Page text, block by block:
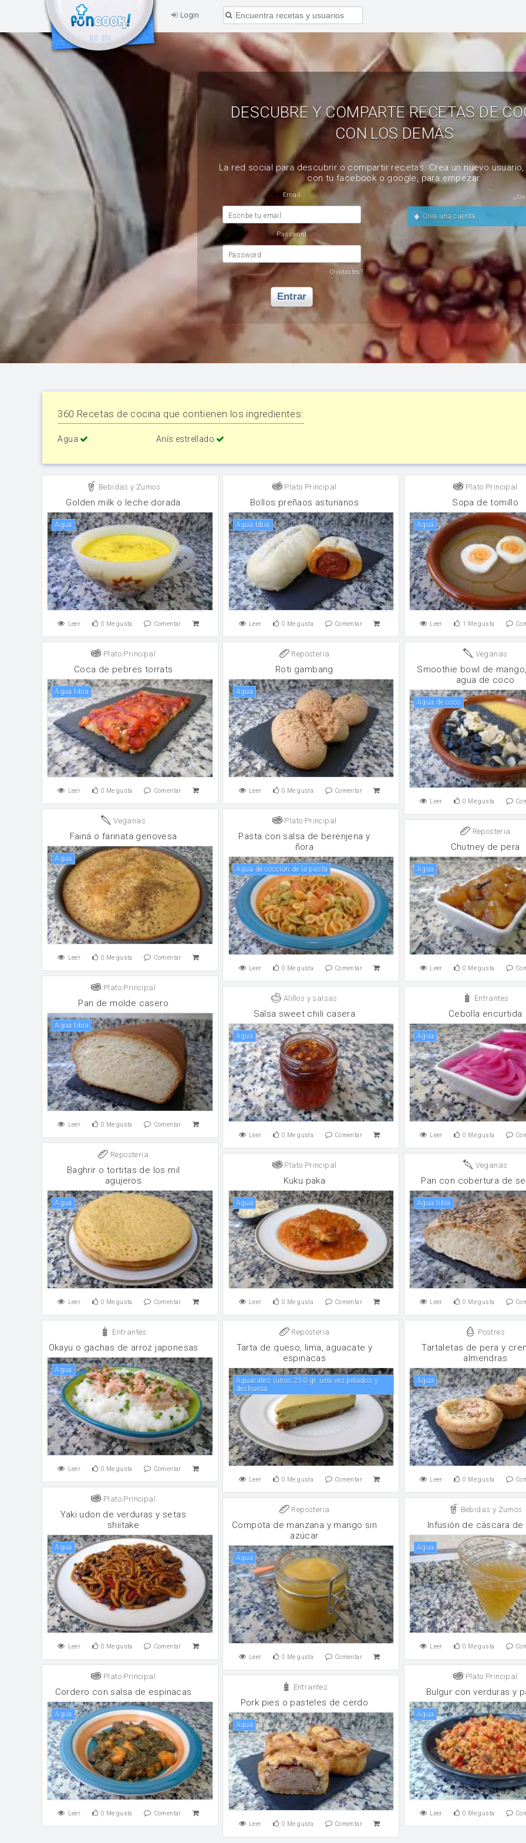
Login
ES EN
DESCUBRE Y COMPARTE RECETAS DE
CON LOS DEMÁS
La red social para descubrir o compartir recetas. Crea un nuevo
con tu facebook o google, para empezar.
Email
Escribe tu email
Password
Password
Olvidastes?
Entrar
Crea una cuenta
360 Recetas de cocina que contienen los ingredientes:
Agua Anís estrellado
Bebidas y Zumos
Golden milk o leche dorada
agua
Leer 0 Me gusta Comentar
Plato Principal
Bollos preñaos asturianos
Agua tibia
Leer 0 Me gusta Comentar
Plato Principal
Sopa de tomillo
agua
Leer 1 Me gusta
Plato Principal
Coca de pebres torrats
Agua tibia
Leer 0 Me gusta Comentar
Reposteria
Roti gambang
agua
Leer 0 Me gusta Comentar
Veganas
Smoothie bowl de
agua de coco
agua de coco
Leer 0 Me gusta
Veganas
Fainá o farinata genovesa
agua
Leer 0 Me gusta Comentar
Plato Principal
Pasta con salsa de berenjena y
ñora
Agua de cocción de la pasta
Leer 0 Me gusta Comentar
Reposteria
Chutney de pera
agua
Leer 0 Me gusta
Plato Principal
Pan de molde casero
Agua tibia
Leer 0 Me gusta Comentar
Aliños y salsas
Salsa sweet chili casera
agua
Leer 0 Me gusta Comentar
Entrantes
Cebolla encurtida
agua
Leer 0 Me gusta
Reposteria
Baghrir o tortitas de los mil
agujeros
agua
Leer 0 Me gusta Comentar
Plato Principal
Kuku paka
agua
Leer 0 Me gusta Comentar
Veganas
Pan con cobertura de
Agua tibia
Leer 0 Me gusta
Entrantes
Okayu o gachas de arroz japonesas
agua
Leer 0 Me gusta Comentar
Reposteria
Tarta de queso, lima, aguacate y
espinacas
Aguacates (unos 250 gr. una vez pelados y
deshuesa
Leer 0 Me gusta Comentar
Postres
Tartaletas de pera y
almendras
agua
Leer 0 Me gusta
Plato Principal
Yaki udon de verduras y setas
shiitake
agua
Leer 0 Me gusta Comentar
Reposteria
Compota de manzana y mango sin
azúcar
agua
Leer 0 Me gusta Comentar
Bebidas y Zumos
Infusión de cáscara de
agua
Leer 0 Me gusta
Plato Principal
Cordero con salsa de espinacas
agua
Leer 0 Me gusta Comentar
Plato Principal
Bulgur con verduras y
agua
Leer 0 Me gusta
Entrantes
Pork pies o pasteles de cerdo
agua
Leer 0 Me gusta Comentar